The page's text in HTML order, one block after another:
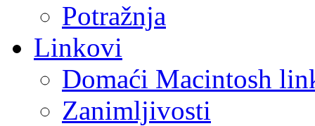
Potražnja
Linkovi
Domaći Macintosh
Zanimljivosti